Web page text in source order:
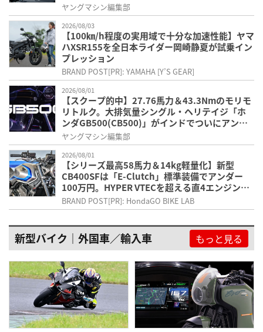
ヤングマシン編集部
2026/08/03
【100㎞/h程度の実用域で十分な加速性能】ヤマ
ハXSR155を全日本ライダー岡崎静夏が試乗イン
プレッション
BRAND POST[PR]: YAMAHA [Y’S GEAR]
2026/08/01
【スクープ的中】27.76馬力＆43.3Nmのモリモ
リトルク。大排気量シングル・ヘリテイジ「ホ
ンダGB500(CB500)」がインドでついにアンベ
ール
ヤングマシン編集部
2026/08/01
【シリーズ最高58馬力＆14kg軽量化】新型
CB400SFは「E-Clutch」標準装備でアンダー
100万円。HYPER VTECを超える直4エンジンの
進化とは
BRAND POST[PR]: HondaGO BIKE LAB
新型バイク｜外国車／輸入車 もっと見る